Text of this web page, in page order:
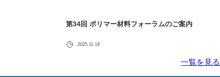
第34回 ポリマー材料フォーラムのご案内
2025.11.19
一覧を見る